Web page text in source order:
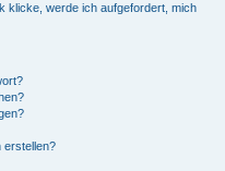
klicke, werde ich aufgefordert, mich
erstellen?